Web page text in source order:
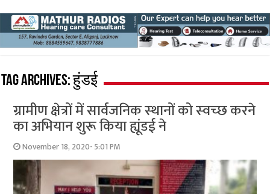
Tag Archives:हुंडई
ग्रामीण क्षेत्रों में सार्वजनिक स्‍थानों को स्‍वच्‍छ करने
का अभियान शुरू किया ह्यूंडई ने
November 18, 2020- 5:01 PM